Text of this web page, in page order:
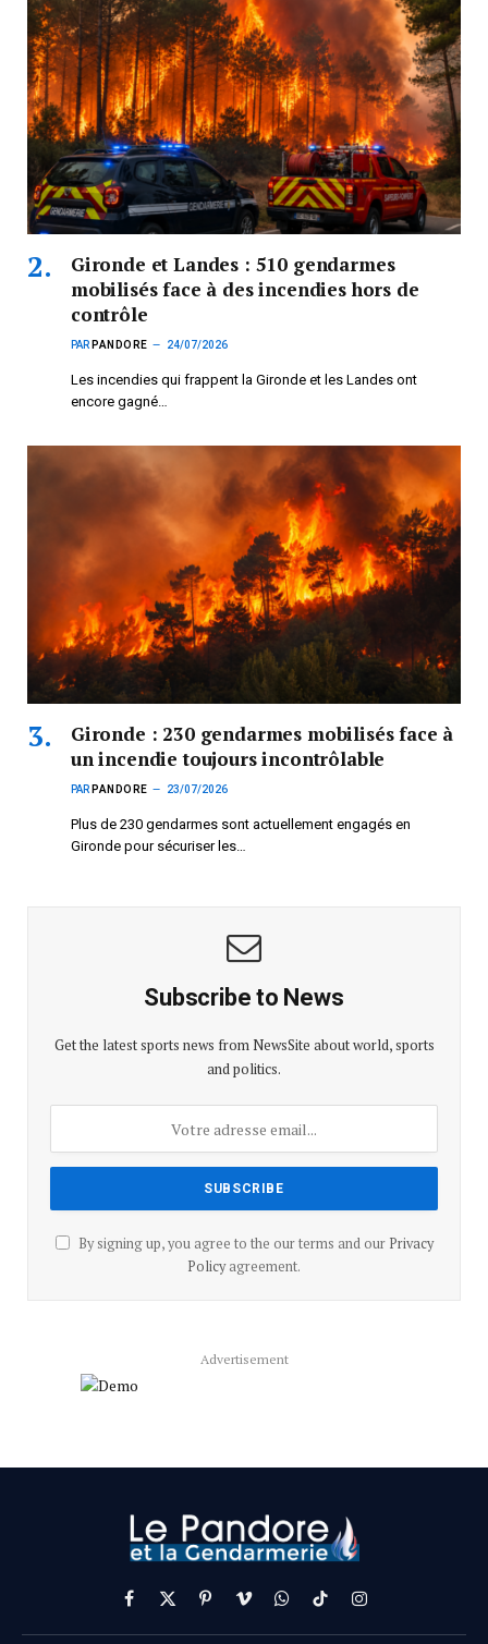
Gironde et Landes : 510 gendarmes
mobilisés face à des incendies hors de
contrôle
PAR PANDORE 24/07/2026
Les incendies qui frappent la Gironde et les Landes ont
encore gagné…
Gironde : 230 gendarmes mobilisés face à
un incendie toujours incontrôlable
PAR PANDORE 23/07/2026
Plus de 230 gendarmes sont actuellement engagés en
Gironde pour sécuriser les…
Subscribe to News
Get the latest sports news from NewsSite about world, sports
and politics.
By signing up, you agree to the our terms and our Privacy
Policyagreement.
Advertisement
Facebook
X
(Twitter)
PinterestVimeoWhatsApp
TikTokInstagram